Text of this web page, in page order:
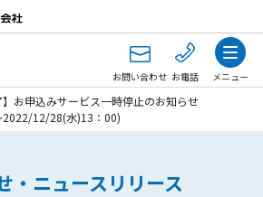
お問い合わせ お電話 メニュー
】お申込みサービス一時停止のお知らせ
12/28(水)13：00)
・ニュースリリース